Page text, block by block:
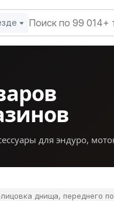
для эндуро,
днища, переднего